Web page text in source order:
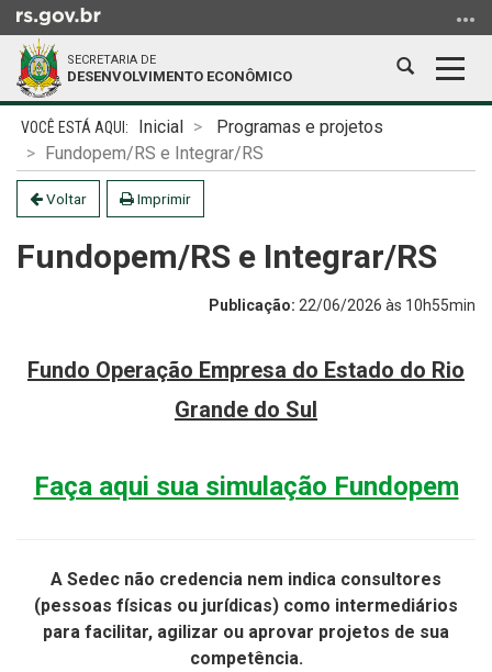
para
conteúdo
menu
para
SECRETARIA DE
DESENVOLVIMENTO ECONÔMICO
Abrir
Início
conteúdo
Inicial
Programas e projetos
Fundopem/RS e Integrar/RS
Voltar Imprimir
Fundopem/RS e Integrar/RS
Publicação: 22/06/2026 às 10h55min
Fundo Operação Empresa do Estado do Rio
Grande do Sul
Faça aqui sua simulação Fundopem
A Sedec não credencia nem indica consultores
(pessoas físicas ou jurídicas) como intermediários
para facilitar, agilizar ou aprovar projetos de sua
competência.